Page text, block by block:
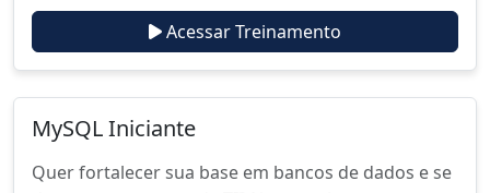
Acessar Treinamento
MySQL Iniciante
Quer fortalecer sua base em bancos de dados e se